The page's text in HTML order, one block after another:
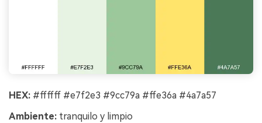
HEX: #ffffff #e7f2e3 #9cc79a #ffe36a #4a7a57
Ambiente: tranquilo y limpio